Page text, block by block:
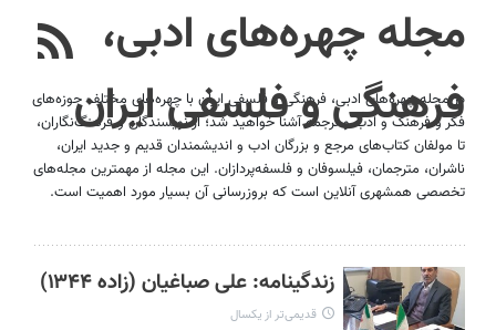
مجله چهره‌های ادبی،
فرهنگی و فلسفی ایران
در مجله چهره‌های ادبی، فرهنگی و فلسفی ایران با چهره‌های مختلف حوزه‌های
فکر و فرهنگ و ادب و ترجمه آشنا خواهید شد؛ از نویسندگان و فرهنگ‌نگاران،
تا مولفان کتاب‌های مرجع و بزرگان ادب و اندیشمندان قدیم و جدید ایران،
ناشران، مترجمان، فیلسوفان و فلسفه‌پردازان. این مجله از مهمترین مجله‌های
تخصصی همشهری آنلاین است که بروزرسانی آن بسیار مورد اهمیت است.
زندگینامه: علی صباغیان (زاده ۱۳۴۴)
قدیمی‌تر از یکسال